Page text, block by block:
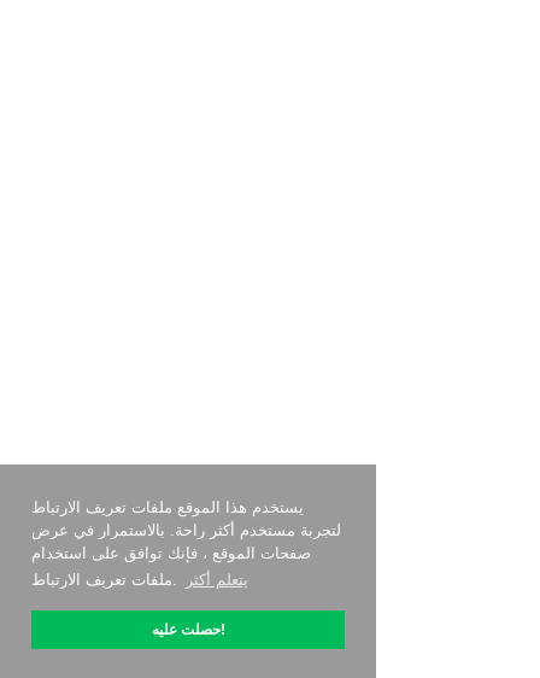
يستخدم هذا الموقع ملفات تعريف الارتباط
لتجربة مستخدم أكثر راحة. بالاستمرار في عرض
صفحات الموقع ، فإنك توافق على استخدام
ملفات تعريف الارتباط.
يتعلم أكثر
حصلت عليه!